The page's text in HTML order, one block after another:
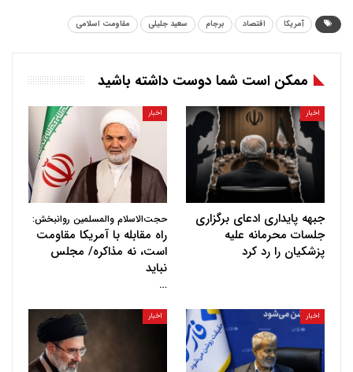
آمریکا اقتصاد برجام سعید جلیلی مقاومت اسلامی
ممکن است شما دوست داشته باشید
اخبار
جبهه پایداری ادعای برگزاری
جلسات محرمانه علیه
پزشکیان را رد کرد
اخبار
حجت‌الاسلام والمسلمین روانبخش:
راه مقابله با آمریکا مقاومت
است، نه مذاکره/ مجلس
نباید
…
اخبار اخبار